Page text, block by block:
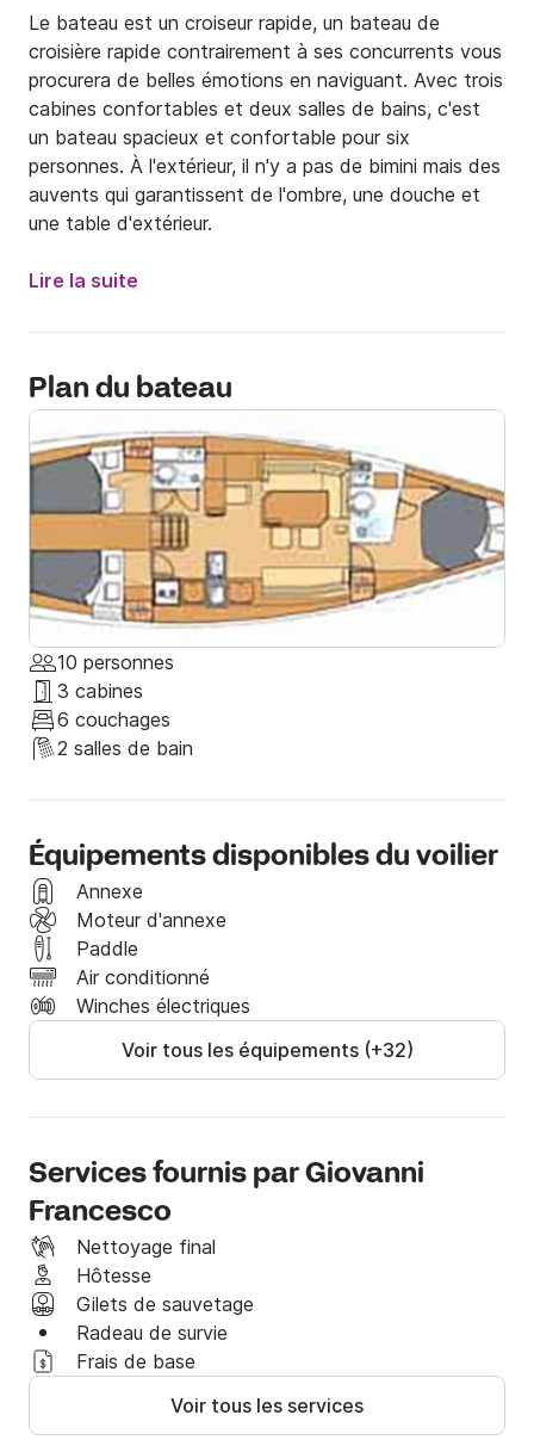
Le bateau est un croiseur rapide, un bateau de
croisière rapide contrairement à ses concurrents vous
procurera de belles émotions en naviguant. Avec trois
cabines confortables et deux salles de bains, c'est
un bateau spacieux et confortable pour six
personnes. À l'extérieur, il n'y a pas de bimini mais des
auvents qui garantissent de l'ombre, une douche et
une table d'extérieur.
Lire la suite
Plan du bateau
10 personnes
3 cabines
6 couchages
2 salles de bain
Équipements disponibles du voilier
Annexe
Moteur d'annexe
Paddle
Air conditionné
Winches électriques
Voir tous les équipements (+32)
Services fournis par Giovanni
Francesco
Nettoyage final
Hôtesse
Gilets de sauvetage
Radeau de survie
Frais de base
Voir tous les services